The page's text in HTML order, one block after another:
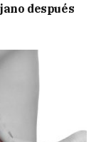
después